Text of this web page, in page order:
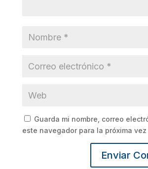
Guarda mi nombre, correo
este navegador para la próxima